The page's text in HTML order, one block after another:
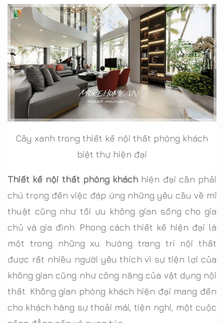
Cây xanh trong thiết kế nội thất phòng khách
biệt thự hiện đại
Thiết kế nội thất phòng khách hiện đại cần phải
chú trọng đến việc đáp ứng những yêu cầu về mĩ
thuật cũng như tối ưu không gian sống cho gia
chủ và gia đình. Phong cách thiết kế hiện đại là
một trong những xu hướng trang trí nội thất
được rất nhiều người yêu thích vì sự tiện lợi của
không gian cũng như công năng của vật dụng nội
thất. Không gian phòng khách hiện đại mang đến
cho khách hàng sự thoải mái, tiện nghi, một cuộc